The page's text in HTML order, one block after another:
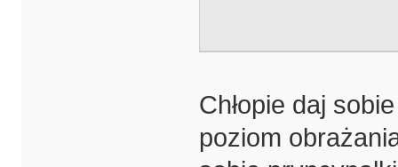
Chłopie daj
poziom